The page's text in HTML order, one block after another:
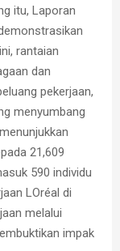
itu, Laporan
rantaian
dan
pekerjaan,
menyumbang
21,609
590 individu
LOréal di
melalui
impak